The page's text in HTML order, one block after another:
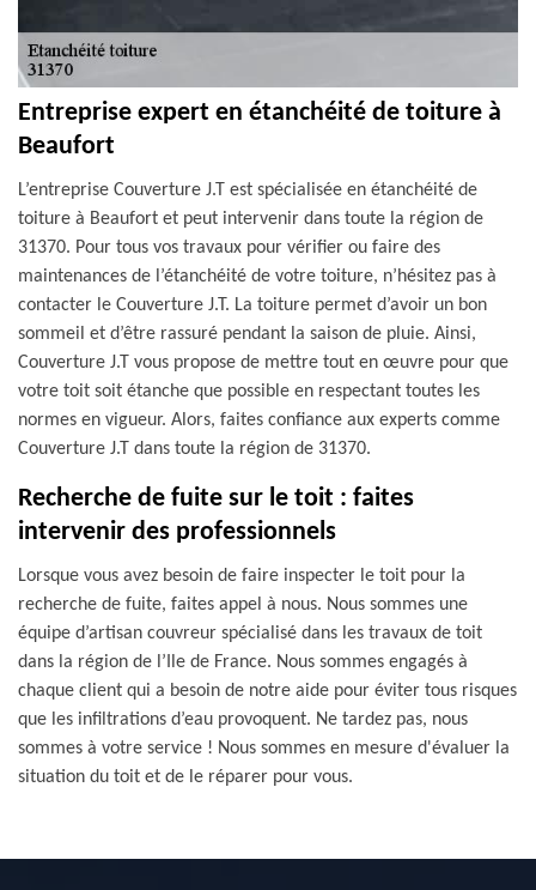
Entreprise expert en étanchéité de toiture à
Beaufort
L’entreprise Couverture J.T est spécialisée en étanchéité de
toiture à Beaufort et peut intervenir dans toute la région de
31370. Pour tous vos travaux pour vérifier ou faire des
maintenances de l’étanchéité de votre toiture, n’hésitez pas à
contacter le Couverture J.T. La toiture permet d’avoir un bon
sommeil et d’être rassuré pendant la saison de pluie. Ainsi,
Couverture J.T vous propose de mettre tout en œuvre pour que
votre toit soit étanche que possible en respectant toutes les
normes en vigueur. Alors, faites confiance aux experts comme
Couverture J.T dans toute la région de 31370.
Recherche de fuite sur le toit : faites
intervenir des professionnels
Lorsque vous avez besoin de faire inspecter le toit pour la
recherche de fuite, faites appel à nous. Nous sommes une
équipe d’artisan couvreur spécialisé dans les travaux de toit
dans la région de l’Ile de France. Nous sommes engagés à
chaque client qui a besoin de notre aide pour éviter tous risques
que les infiltrations d’eau provoquent. Ne tardez pas, nous
sommes à votre service ! Nous sommes en mesure d'évaluer la
situation du toit et de le réparer pour vous.